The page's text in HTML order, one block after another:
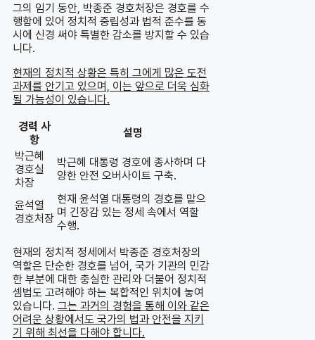
그의 임기 동안, 박종준 경호처장은 경호를 수
행함에 있어 정치적 중립성과 법적 준수를 동
시에 신경 써야 특별한 감소를 방지할 수 있습
니다.
현재의 정치적 상황은 특히 그에게 많은 도전
과제를 안기고 있으며, 이는 앞으로 더욱 심화
될 가능성이 있습니다.
경력 사
항
설명
박근혜
경호실
차장
박근혜 대통령 경호에 종사하며 다
양한 안전 오버사이트 구축.
윤석열
경호처장
현재 윤석열 대통령의 경호를 맡으
며 긴장감 있는 정세 속에서 역할
수행.
현재의 정치적 정세에서 박종준 경호처장의
역할은 단순한 경호를 넘어, 국가 기관의 민감
한 부분에 대한 충실한 관리와 더불어 정치적
셈법도 고려해야 하는 복합적인 위치에 놓여
있습니다. 그는 과거의 경험을 통해 이와 같은
어려운 상황에서도 국가의 법과 안전을 지키
기 위해 최선을 다해야 합니다.